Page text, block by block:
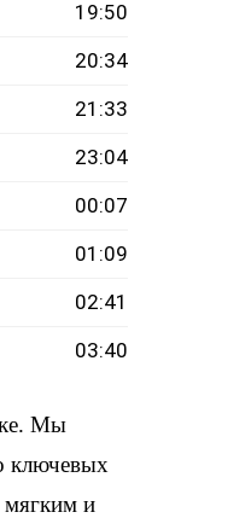
19:50
20:34
21:33
23:04
00:07
01:09
02:41
03:40
Мы
ключевых
мягким и